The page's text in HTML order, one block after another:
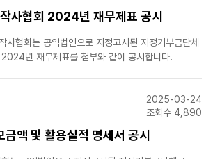
사협회 2024년 재무제표 공시
사협회는 공익법인으로 지정고시된 지정기부금단체
년 재무제표를 첨부와 같이 공시합니다.
2025-03-24
조회수 4,890
액 및 활용실적 명세서 공시